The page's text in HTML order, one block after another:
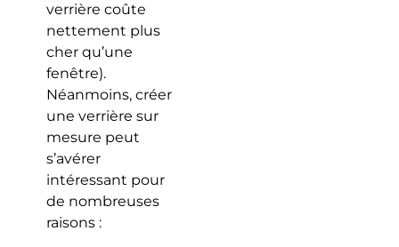
verrière coûte
nettement plus
cher qu’une
fenêtre).
Néanmoins, créer
une verrière sur
mesure peut
s’avérer
intéressant pour
de nombreuses
raisons :